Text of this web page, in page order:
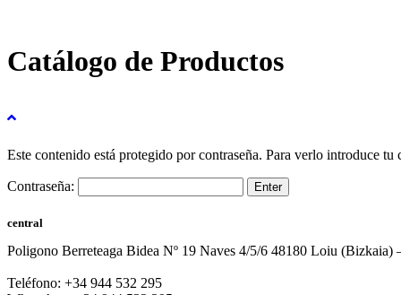
Catálogo de Productos
Este contenido está protegido por contraseña. Para verlo introduce tu
Contraseña:
central
Poligono Berreteaga Bidea Nº 19 Naves 4/5/6 48180 Loiu (Bizkaia)
Teléfono: +34 944 532 295